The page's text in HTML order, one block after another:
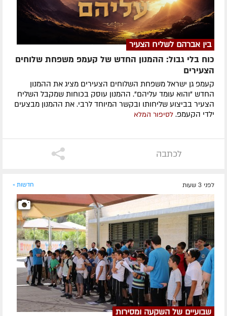
בין אברהם לשליח הצעיר
כוח בלי גבול: ההמנון החדש של קעמפ משפחת שלוחים
הצעירים
קעמפ גן ישראל משפחת השלוחים הצעירים מציג את ההמנון
החדש "והוא עומד עליהם". ההמנון עוסק בכוחות שמקבל השליח
הצעיר בביצוע שליחותו ובקשר המיוחד לרבי. את ההמנון מבצעים
ילדי הקעמפ. לסיפור המלא
לכתבה
לפני 3 שעות חדשות »
שבועיים של השקעה ומסירות